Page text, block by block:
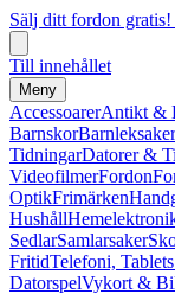
Sälj ditt fordon
Till innehållet
Meny
AccessoarerAntikt &
BarnskorBarnleksaker
TidningarDatorer &
VideofilmerFordon
OptikFrimärken
Hushåll
SedlarSamlarsaker
FritidTelefoni,
DatorspelVykort &